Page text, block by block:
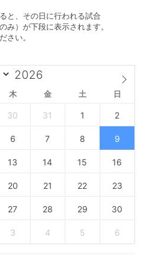
と、その日に行われる試合
み）が下段に表示されます。
さい。
木 金 土 日
30 31 1 2
6 7 8 9
13 14 15 16
20 21 22 23
27 28 29 30
3 4 5 6